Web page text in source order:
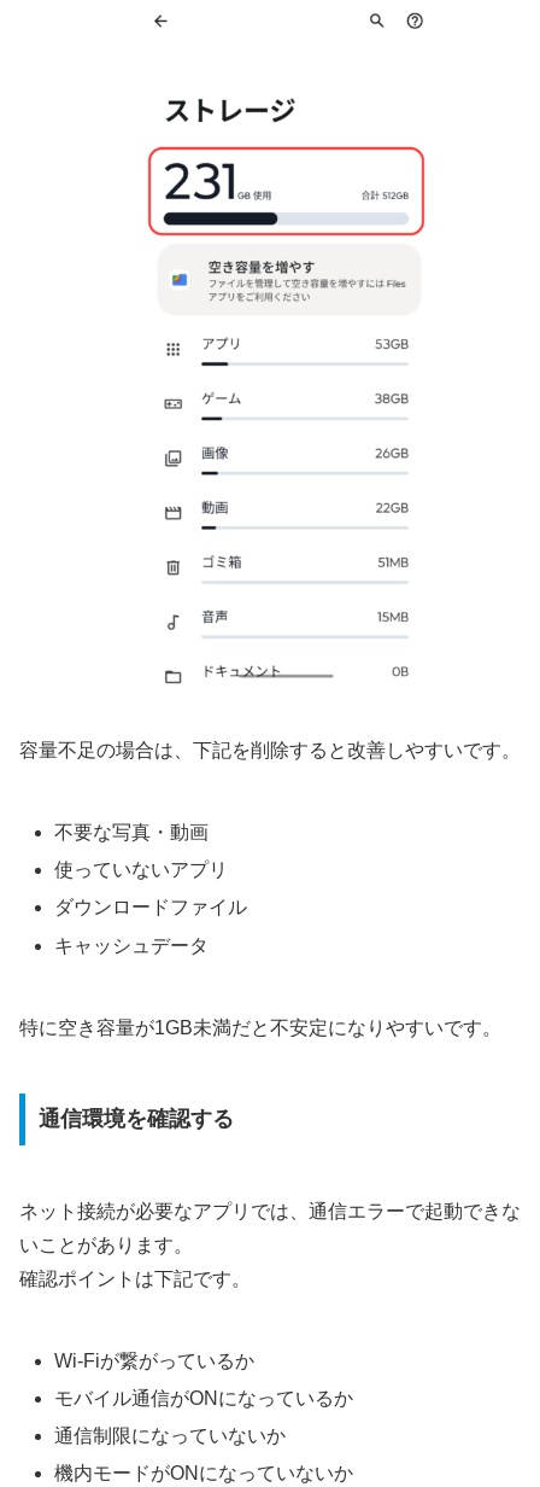
容量不足の場合は、下記を削除すると改善しやすいです。
不要な写真・動画
使っていないアプリ
ダウンロードファイル
キャッシュデータ
特に空き容量が1GB未満だと不安定になりやすいです。
通信環境を確認する
ネット接続が必要なアプリでは、通信エラーで起動できな
いことがあります。
確認ポイントは下記です。
Wi-Fiが繋がっているか
モバイル通信がONになっているか
通信制限になっていないか
機内モードがONになっていないか